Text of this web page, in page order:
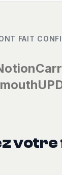
FAIT